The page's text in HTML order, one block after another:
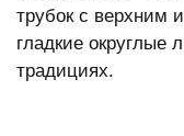
трубок с верхним
гладкие округлые
традициях.